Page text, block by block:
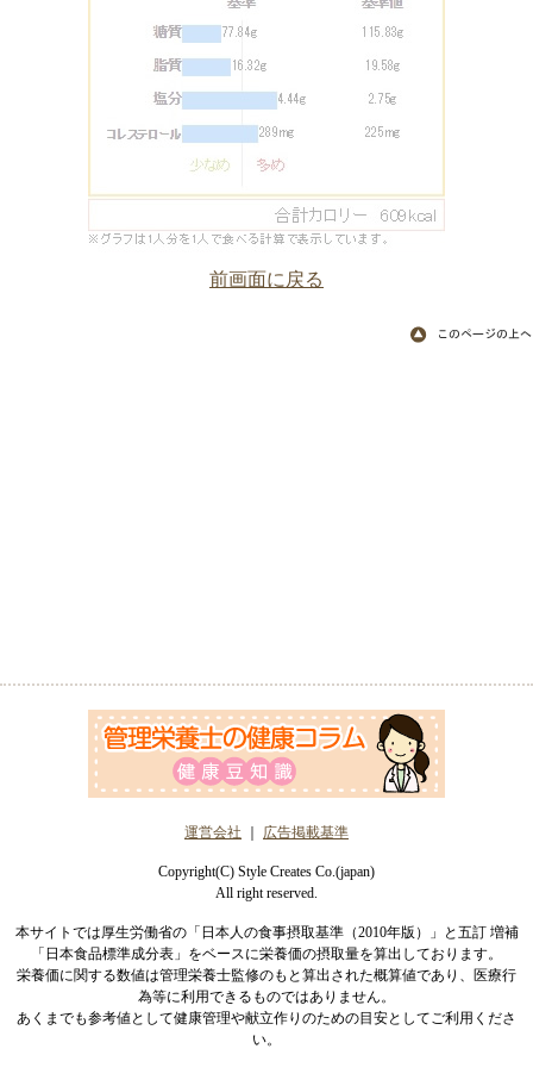
前画面に戻る
運営会社 広告掲載基準
Copyright(C) Style Creates Co.(japan)
All right reserved.
本サイトでは厚生労働省の「日本人の食事摂取基準（2010年版）」と五訂 増補
「日本食品標準成分表」をベースに栄養価の摂取量を算出しております。
栄養価に関する数値は管理栄養士監修のもと算出された概算値であり、医療行
為等に利用できるものではありません。
あくまでも参考値として健康管理や献立作りのための目安としてご利用くださ
い。